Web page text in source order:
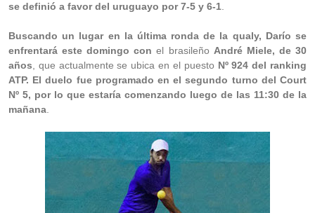
se definió a favor del uruguayo por 7-5 y 6-1
Buscando un lugar en la última ronda de la qualy, Darío se
enfrentará este domingo con el brasileño André Miele, de 30
años , que actualmente se ubica en el puesto Nº 924 del ranking
ATP. El duelo fue programado en el segundo turno del Court
Nº 5, por lo que estaría comenzando luego de las 11:30 de la
mañana